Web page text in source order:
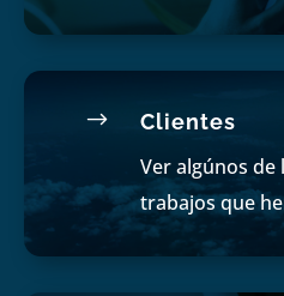
$ Clientes
Ver algúnos
trabajos que